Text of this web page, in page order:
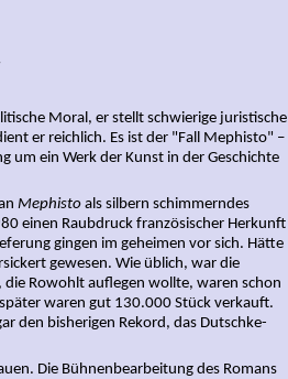
Moral, er stellt schwierige juristische
er reichlich. Es ist der "Fall Mephisto" –
um ein Werk der Kunst in der Geschichte
Mephisto als silbern schimmerndes
einen Raubdruck französischer Herkunft
gingen im geheimen vor sich. Hätte
gewesen. Wie üblich, war die
Rowohlt auflegen wollte, waren schon
waren gut 130.000 Stück verkauft.
den bisherigen Rekord, das Dutschke-
Die Bühnenbearbeitung des Romans